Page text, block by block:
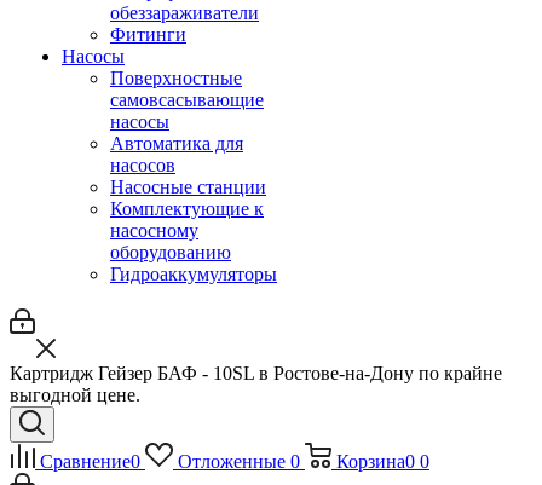
обеззараживатели
Фитинги
Насосы
Поверхностные
самовсасывающие
насосы
Автоматика для
насосов
Насосные станции
Комплектующие к
насосному
оборудованию
Гидроаккумуляторы
Картридж Гейзер БАФ - 10SL в Ростове-на-Дону по крайне
выгодной цене.
Сравнение0 Отложенные 0 Корзина0 0